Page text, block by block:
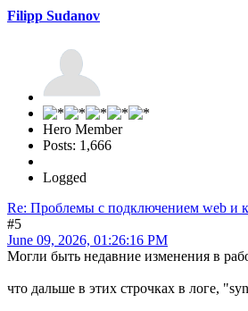
Filipp Sudanov
Hero Member
Posts: 1,666
Logged
Re: Проблемы с подключением web и
#5
June 09, 2026, 01:26:16 PM
Могли быть недавние изменения в
что дальше в этих строчках в логе,